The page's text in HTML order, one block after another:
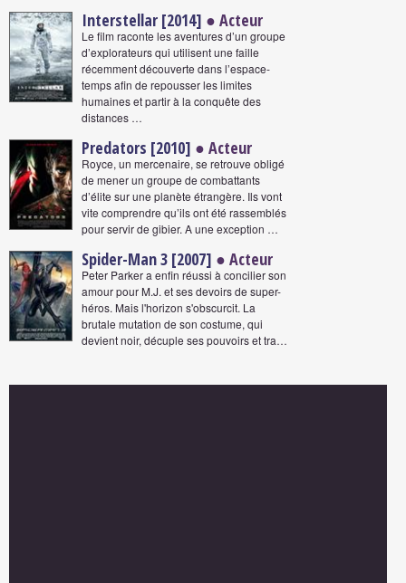
Interstellar [2014] ● Acteur
Le film raconte les aventures d’un groupe
d’explorateurs qui utilisent une faille
récemment découverte dans l’espace-
temps afin de repousser les limites
humaines et partir à la conquête des
distances …
Predators [2010] ● Acteur
Royce, un mercenaire, se retrouve obligé
de mener un groupe de combattants
d’élite sur une planète étrangère. Ils vont
vite comprendre qu’ils ont été rassemblés
pour servir de gibier. A une exception …
Spider-Man 3 [2007] ● Acteur
Peter Parker a enfin réussi à concilier son
amour pour M.J. et ses devoirs de super-
héros. Mais l'horizon s'obscurcit. La
brutale mutation de son costume, qui
devient noir, décuple ses pouvoirs et tra…